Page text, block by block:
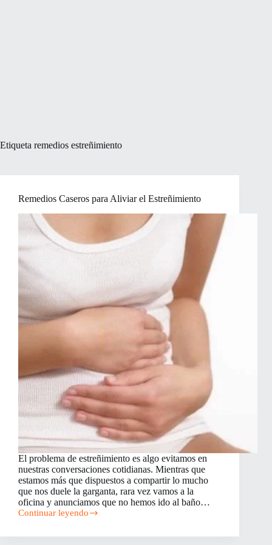
Etiqueta remedios estreñimiento
Remedios Caseros para Aliviar el Estreñimiento
El problema de estreñimiento es algo evitamos en
nuestras conversaciones cotidianas. Mientras que
estamos más que dispuestos a compartir lo mucho
que nos duele la garganta, rara vez vamos a la
oficina y anunciamos que no hemos ido al baño…
Continuar leyendo
Remedios
para